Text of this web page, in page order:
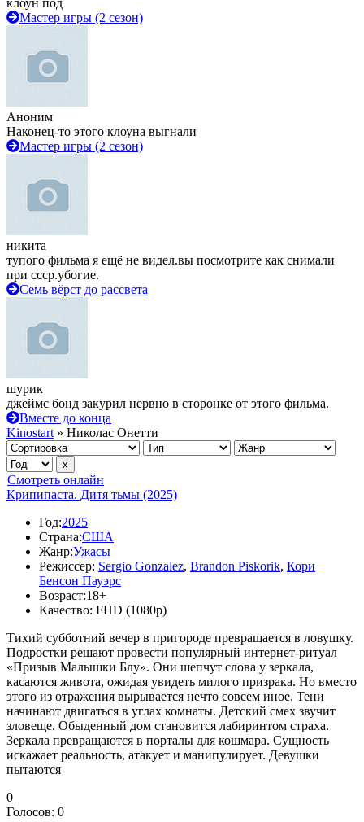
клоун под
Мастер игры (2 сезон)
Аноним
Наконец-то этого клоуна выгнали
Мастер игры (2 сезон)
никита
тупого фильма я ещё не видел.вы посмотрите как снимали
при ссср.убогие.
Семь вёрст до рассвета
шурик
джеймс бонд закурил нервно в сторонке от этого фильма.
Вместе до конца
Kinostart » Николас Онетти
Смотреть онлайн
Крипипаста. Дитя тьмы (2025)
Год:2025
Страна:США
Жанр:Ужасы
Режиссер: Sergio Gonzalez, Brandon Piskorik, Кори
Бенсон Пауэрс
Возраст:18+
Качество: FHD (1080p)
Тихий субботний вечер в пригороде превращается в ловушку.
Подростки решают провести популярный интернет-ритуал
«Призыв Малышки Блу». Они шепчут слова у зеркала,
касаются живота, ожидая увидеть милого призрака. Но вместо
этого из отражения вырывается нечто совсем иное. Тени
начинают двигаться в углах комнаты. Детский смех звучит
зловеще. Обыденный дом становится лабиринтом страха.
Зеркала превращаются в порталы для кошмара. Сущность
искажает реальность, атакует и манипулирует. Девушки
пытаются
0
Голосов: 0